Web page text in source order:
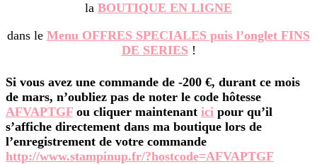
la BOUTIQUE EN LIGNE
dans le Menu OFFRES SPECIALES puis l’onglet FINS
DE SERIES !
Si vous avez une commande de -200 €, durant ce mois
de mars, n’oubliez pas de noter le code hôtesse
AFVAPTGF ou cliquer maintenant ici pour qu’il
s’affiche directement dans ma boutique lors de
l’enregistrement de votre commande
http://www.stampinup.fr/?hostcode=AFVAPTGF